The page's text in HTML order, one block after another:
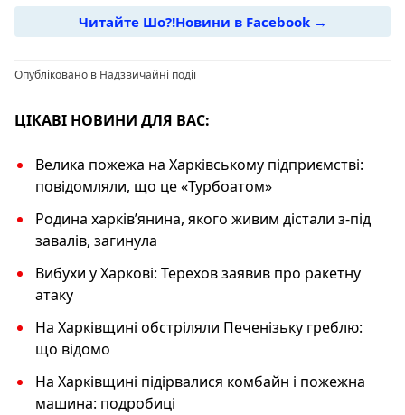
e
b
o
k
g
ra
m
s
A
p
y
Li
Читайте Шо?!Новини в Facebook →
Опубліковано в Надзвичайні події
ЦІКАВІ НОВИНИ ДЛЯ ВАС:
Велика пожежа на Харківському підприємстві:
повідомляли, що це «Турбоатом»
Родина харківʼянина, якого живим дістали з-під
завалів, загинула
Вибухи у Харкові: Терехов заявив про ракетну
атаку
На Харківщині обстріляли Печенізьку греблю:
що відомо
На Харківщині підірвалися комбайн і пожежна
машина: подробиці